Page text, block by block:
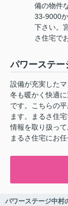
備の物件
33-9000
下さい。
さ住宅で
パワーステー
設備が充実した
冬も暖かく快適
です。こちらの
ます。まるさ住
情報を取り扱っ
まるさ住宅にお任
パワーステージ中村